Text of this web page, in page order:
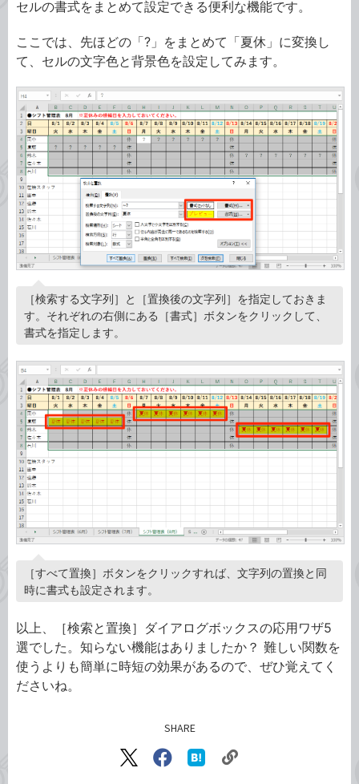
セルの書式をまとめて設定できる便利な機能です。
ここでは、先ほどの「?」をまとめて「夏休」に変換し
て、セルの文字色と背景色を設定してみます。
［検索する文字列］と［置換後の文字列］を指定しておきま
す。それぞれの右側にある［書式］ボタンをクリックして、
書式を指定します。
［すべて置換］ボタンをクリックすれば、文字列の置換と同
時に書式も設定されます。
以上、［検索と置換］ダイアログボックスの応用ワザ5
選でした。知らない機能はありましたか？ 難しい関数を
使うよりも簡単に時短の効果があるので、ぜひ覚えてく
ださいね。
SHARE
X（旧
Facebook